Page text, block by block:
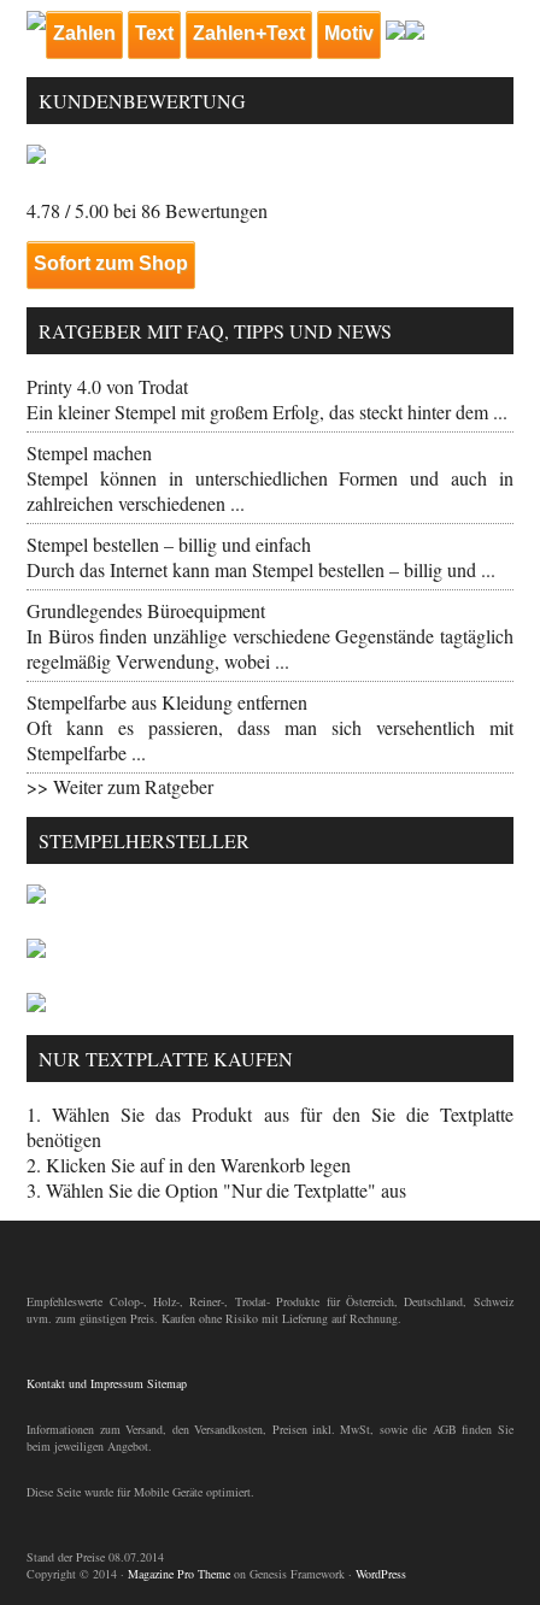
Zahlen Text Zahlen+Text Motiv
KUNDENBEWERTUNG
4.78 / 5.00 bei 86Bewertungen
Sofort zum Shop
RATGEBER MIT FAQ, TIPPS UND NEWS
Printy 4.0 von Trodat
Ein kleiner Stempel mit großem Erfolg, das steckt hinter dem ...
Stempel machen
Stempel können in unterschiedlichen Formen und auch in
zahlreichen verschiedenen ...
Stempel bestellen – billig und einfach
Durch das Internet kann man Stempel bestellen – billig und ...
Grundlegendes Büroequipment
In Büros finden unzählige verschiedene Gegenstände tagtäglich
regelmäßig Verwendung, wobei ...
Stempelfarbe aus Kleidung entfernen
Oft kann es passieren, dass man sich versehentlich mit
Stempelfarbe ...
>> Weiter zum Ratgeber
STEMPELHERSTELLER
NUR TEXTPLATTE KAUFEN
1. Wählen Sie das Produkt aus für den Sie die Textplatte
benötigen
2. Klicken Sie auf in den Warenkorb legen
3. Wählen Sie die Option "Nur die Textplatte" aus
Empfehleswerte Colop-, Holz-, Reiner-, Trodat- Produkte für Österreich, Deutschland, Schweiz
uvm. zum günstigen Preis. Kaufen ohne Risiko mit Lieferung auf Rechnung.
Kontakt und Impressum Sitemap
Informationen zum Versand, den Versandkosten, Preisen inkl. MwSt, sowie die AGB finden Sie
beim jeweiligen Angebot.
Diese Seite wurde für Mobile Geräte optimiert.
Stand der Preise 08.07.2014
Copyright © 2014 ·Magazine Pro Theme on Genesis Framework ·WordPress